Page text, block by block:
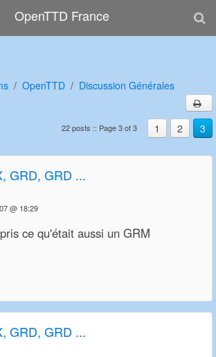
OpenTTD France
OpenTTD Discussion Générales
1 2 3
22 posts :: Page 3 of 3
GRD, GRD ...
@ 18:29
ce qu'était aussi un GRM
GRD, GRD ...